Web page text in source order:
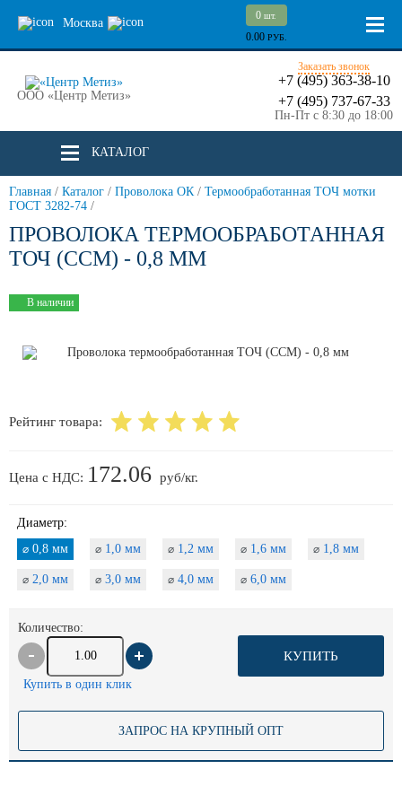
Москва
0 шт.
0.00 РУБ.
ООО «Центр Метиз»
Заказать звонок
+7 (495) 363-38-10
+7 (495) 737-67-33
Пн-Пт с 8:30 до 18:00
КАТАЛОГ
Главная / Каталог / Проволока ОК / Термообработанная ТОЧ мотки
ГОСТ 3282-74 /
ПРОВОЛОКА ТЕРМООБРАБОТАННАЯ
ТОЧ (ССМ) - 0,8 ММ
В наличии
Рейтинг товара:
Цена с НДС: 172.06 руб/кг.
Диаметр:
⌀ 0,8 мм ⌀ 1,0 мм ⌀ 1,2 мм ⌀ 1,6 мм ⌀ 1,8 мм
⌀ 2,0 мм ⌀ 3,0 мм ⌀ 4,0 мм ⌀ 6,0 мм
Количество:
КУПИТЬ
Купить в один клик
ЗАПРОС НА КРУПНЫЙ ОПТ